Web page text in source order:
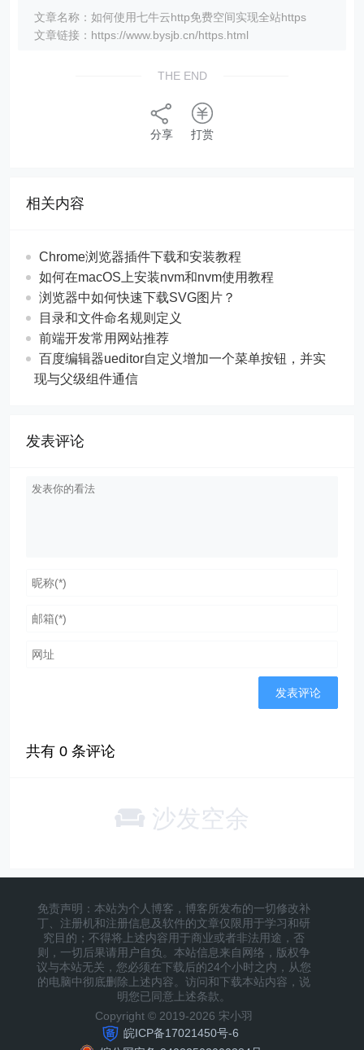
文章名称：如何使用七牛云http免费空间实现全站https
文章链接：https://www.bysjb.cn/https.html
THE END
分享 打赏
相关内容
Chrome浏览器插件下载和安装教程
如何在macOS上安装nvm和nvm使用教程
浏览器中如何快速下载SVG图片？
目录和文件命名规则定义
前端开发常用网站推荐
百度编辑器ueditor自定义增加一个菜单按钮，并实
现与父级组件通信
发表评论
共有0 条评论
沙发空余
免责声明：本站为个人博客，博客所发布的一切修改补
丁、注册机和注册信息及软件的文章仅限用于学习和研
究目的；不得将上述内容用于商业或者非法用途，否
则，一切后果请用户自负。本站信息来自网络，版权争
议与本站无关，您必须在下载后的24个小时之内，从您
的电脑中彻底删除上述内容。访问和下载本站内容，说
明您已同意上述条款。
Copyright © 2019-2026 宋小羽
皖ICP备17021450号-6